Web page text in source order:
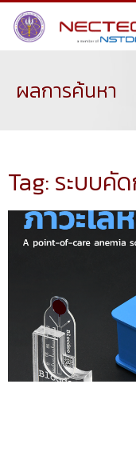
ผลการค้นหา
Tag: ระบบคั